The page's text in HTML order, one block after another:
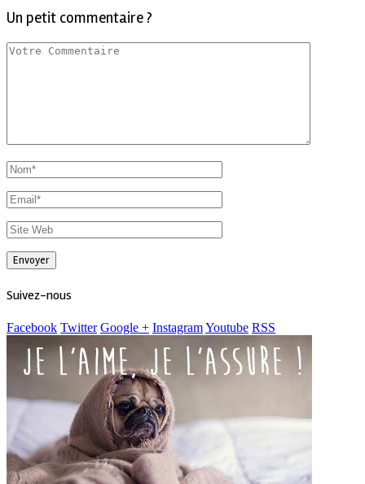
Un petit commentaire ?
Suivez-nous
Facebook Twitter Google + InstagramYoutube RSS